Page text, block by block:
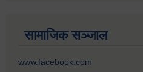
सामाजिक सञ्जाल
www.facebook.com